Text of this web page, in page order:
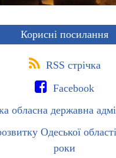
Корисні посилання
RSS стрічка
Facebook
обласна державна
Одеської
роки